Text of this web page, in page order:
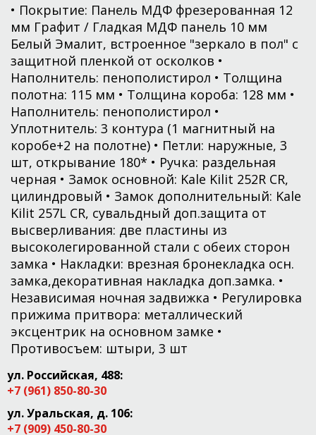
• Покрытие: Панель МДФ фрезерованная 12
мм Графит / Гладкая МДФ панель 10 мм
Белый Эмалит, встроенное "зеркало в пол" с
защитной пленкой от осколков •
Наполнитель: пенополистирол • Толщина
полотна: 115 мм • Толщина короба: 128 мм •
Наполнитель: пенополистирол •
Уплотнитель: 3 контура (1 магнитный на
коробе+2 на полотне) • Петли: наружные, 3
шт, открывание 180* • Ручка: раздельная
черная • Замок основной: Kale Kilit 252R CR,
цилиндровый • Замок дополнительный: Kale
Kilit 257L CR, сувальдный доп.защита от
высверливания: две пластины из
высоколегированной стали с обеих сторон
замка • Накладки: врезная бронекладка осн.
замка,декоративная накладка доп.замка. •
Независимая ночная задвижка • Регулировка
прижима притвора: металлический
эксцентрик на основном замке •
Противосъем: штыри, 3 шт
ул. Российская, 488:
+7 (961) 850-80-30
ул. Уральская, д. 106:
+7 (909) 450-80-30